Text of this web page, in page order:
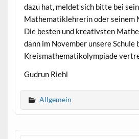
dazu hat, meldet sich bitte bei
Mathematiklehrerin oder seinem
Die besten und kreativsten
dann im November unsere Schule
Kreismathematikolympiade
Gudrun Riehl
Allgemein